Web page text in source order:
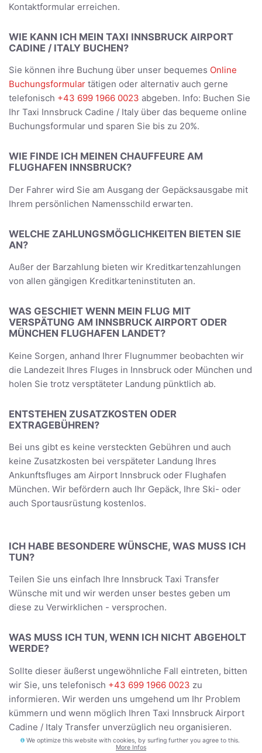
Kontaktformular erreichen.
WIE KANN ICH MEIN TAXI INNSBRUCK AIRPORT
CADINE / ITALY BUCHEN?
Sie können ihre Buchung über unser bequemes Online
Buchungsformular tätigen oder alternativ auch gerne
telefonisch +43 699 1966 0023 abgeben. Info: Buchen Sie
Ihr Taxi Innsbruck Cadine / Italy über das bequeme online
Buchungsformular und sparen Sie bis zu 20%.
WIE FINDE ICH MEINEN CHAUFFEURE AM
FLUGHAFEN INNSBRUCK?
Der Fahrer wird Sie am Ausgang der Gepäcksausgabe mit
Ihrem persönlichen Namensschild erwarten.
WELCHE ZAHLUNGSMÖGLICHKEITEN BIETEN SIE
AN?
Außer der Barzahlung bieten wir Kreditkartenzahlungen
von allen gängigen Kreditkarteninstituten an.
WAS GESCHIET WENN MEIN FLUG MIT
VERSPÄTUNG AM INNSBRUCK AIRPORT ODER
MÜNCHEN FLUGHAFEN LANDET?
Keine Sorgen, anhand Ihrer Flugnummer beobachten wir
die Landezeit Ihres Fluges in Innsbruck oder München und
holen Sie trotz versptäteter Landung pünktlich ab.
ENTSTEHEN ZUSATZKOSTEN ODER
EXTRAGEBÜHREN?
Bei uns gibt es keine versteckten Gebühren und auch
keine Zusatzkosten bei verspäteter Landung Ihres
Ankunftsfluges am Airport Innsbruck oder Flughafen
München. Wir befördern auch Ihr Gepäck, Ihre Ski- oder
auch Sportausrüstung kostenlos.
ICH HABE BESONDERE WÜNSCHE, WAS MUSS ICH
TUN?
Teilen Sie uns einfach Ihre Innsbruck Taxi Transfer
Wünsche mit und wir werden unser bestes geben um
diese zu Verwirklichen - versprochen.
WAS MUSS ICH TUN, WENN ICH NICHT ABGEHOLT
WERDE?
Sollte dieser äußerst ungewöhnliche Fall eintreten, bitten
wir Sie, uns telefonisch +43 699 1966 0023 zu
informieren. Wir werden uns umgehend um Ihr Problem
kümmern und wenn möglich Ihren Taxi Innsbruck Airport
Cadine / Italy Transfer unverzüglich neu organisieren.
We optimize this website with cookies, by surfing further you agree to this.
More Infos